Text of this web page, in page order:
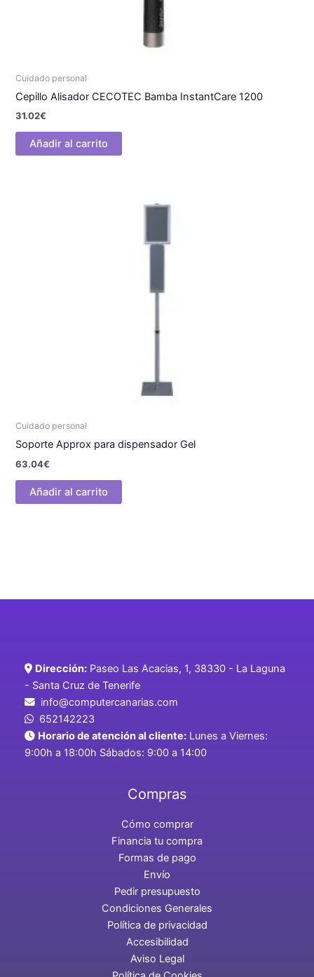
Cuidado personal
Cepillo Alisador CECOTEC Bamba InstantCare 1200
31.02€
Añadir al carrito
Cuidado personal
Soporte Approx para dispensador Gel
63.04€
Añadir al carrito
Dirección: Paseo Las Acacias, 1, 38330 - La Laguna
- Santa Cruz de Tenerife
info@computercanarias.com
652142223
Horario de atención al cliente: Lunes a Viernes:
9:00h a 18:00h Sábados: 9:00 a 14:00
Compras
Cómo comprar
Financia tu compra
Formas de pago
Envío
Pedir presupuesto
Condiciones Generales
Política de privacidad
Accesibilidad
Aviso Legal